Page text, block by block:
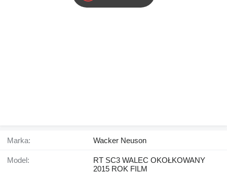
Marka: Wacker Neuson
Model:
RT SC3 WALEC OKOŁKOWANY
2015 ROK FILM